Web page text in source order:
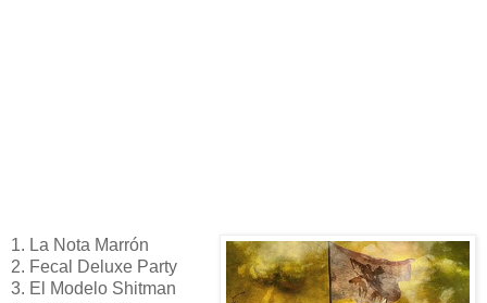
1. La Nota Marrón
2. Fecal Deluxe Party
3. El Modelo Shitman